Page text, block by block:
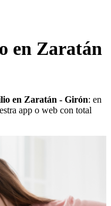
en Zaratán
en Zaratán - Girón: en
app o web con total